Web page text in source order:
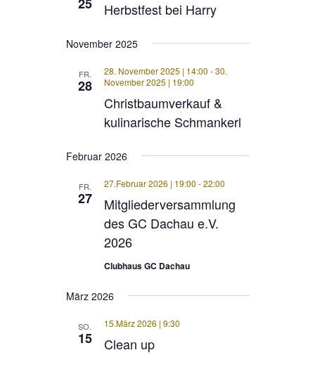
Herbstfest bei Harry
November 2025
FR.
28
Christbaumverkauf &
kulinarische Schmankerl
28. November 2025 | 14:00 -30.
November 2025 | 19:00
Februar 2026
FR.
27
Mitgliederversammlung
des GC Dachau e.V.
2026
27.Februar 2026 | 19:00 -22:00
Clubhaus GC Dachau
März 2026
SO.
15 Clean up
15.März 2026 | 9:30